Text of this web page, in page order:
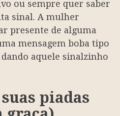
ou sempre quer saber
sinal. A mulher
presente de alguma
mensagem boba tipo
dando aquele sinalzinho
piadas